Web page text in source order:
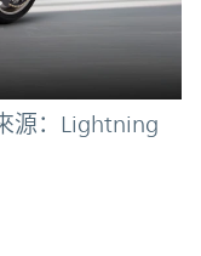
源：Lightning